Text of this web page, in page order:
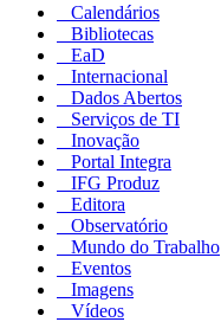
Calendários
Bibliotecas
EaD
Internacional
Dados Abertos
Serviços de TI
Inovação
Portal Integra
IFG Produz
Editora
Observatório
Mundo do Trabalho
Eventos
Imagens
Vídeos